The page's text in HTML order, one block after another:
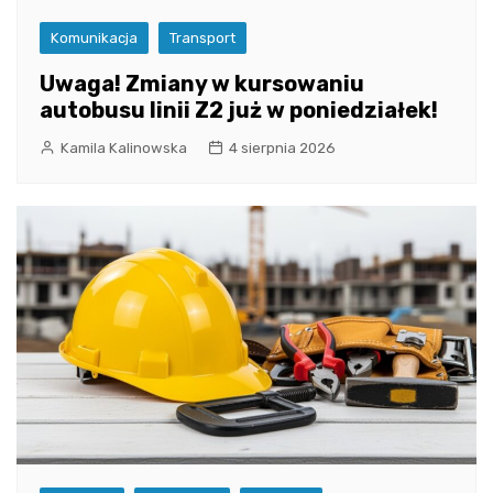
Komunikacja Transport
Uwaga! Zmiany w kursowaniu
autobusu linii Z2 już w poniedziałek!
Kamila Kalinowska 4 sierpnia 2026